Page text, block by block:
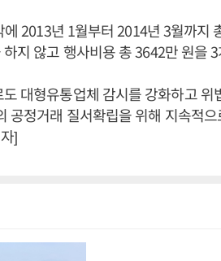
2013년 1월부터 2014년 3월까지
지 않고 행사비용 총 3642만 원을
대형유통업체 감시를 강화하고
공정거래 질서확립을 위해 지속적
]